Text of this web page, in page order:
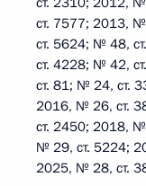
ст. 7577; 2013,
ст. 5624; № 48,
ст. 4228; № 42,
ст. 81; № 24, ст.
2016, № 26, ст.
ст. 2450; 2018,
№ 29, ст. 5224;
2025, № 28, ст.